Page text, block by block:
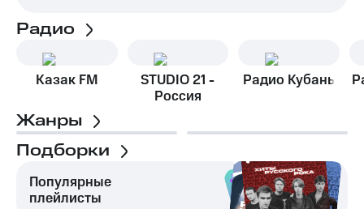
Радио
Казак FM
STUDIO 21 -
Россия
Радио Кубань
Жанры
Подборки
Популярные
плейлисты